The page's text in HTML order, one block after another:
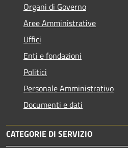
Organi di Governo
Aree Amministrative
Uffici
Enti e fondazioni
Politici
Personale Amministrativo
Documenti e dati
CATEGORIE DI SERVIZIO